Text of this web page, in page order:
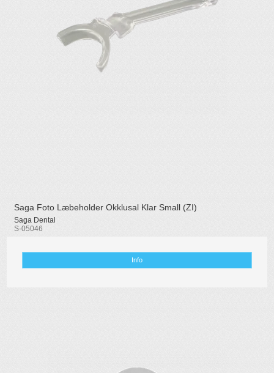
Saga Foto Læbeholder Okklusal Klar Small (ZI)
Saga Dental
S-05046
Info